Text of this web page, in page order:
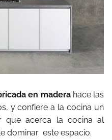
en maderahace las
y confiere a la cocina un
que acerca la cocina al
dominar este espacio.